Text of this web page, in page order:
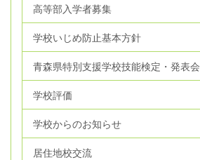
高等部入学者募集
学校いじめ防止基本方針
青森県特別支援学校技能検定・発表会
学校評価
学校からのお知らせ
居住地校交流